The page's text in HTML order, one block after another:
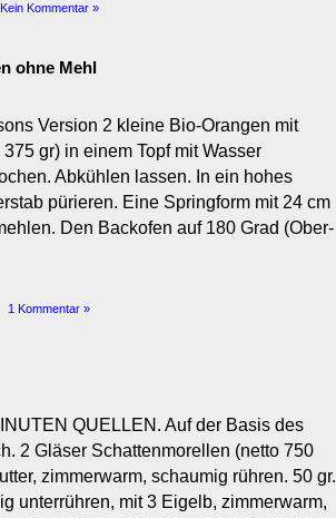
Kein Kommentar »
ohne Mehl
Version 2 kleine Bio-Orangen mit
gr) in einem Topf mit Wasser
Abkühlen lassen. In ein hohes
pürieren. Eine Springform mit 24 cm
Den Backofen auf 180 Grad (Ober-
1 Kommentar »
QUELLEN. Auf der Basis des
2 Gläser Schattenmorellen (netto 750
zimmerwarm, schaumig rühren. 50 gr.
unterrühren, mit 3 Eigelb, zimmerwarm,